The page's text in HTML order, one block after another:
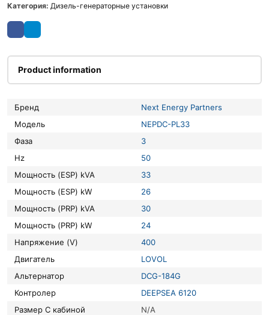
Категория: Дизель-генераторные установки
Product information
Бренд
Next Energy Partners
Модель
NEPDC-PL33
Фаза
3
Hz
50
Мощность (ESP) kVA
33
Мощность (ESP) kW
26
Мощность (PRP) kVA
30
Мощность (PRP) kW
24
Напряжение (V)
400
Двигатель
LOVOL
Альтернатор
DCG-184G
Контролер
DEEPSEA 6120
Размер С кабиной
N/A